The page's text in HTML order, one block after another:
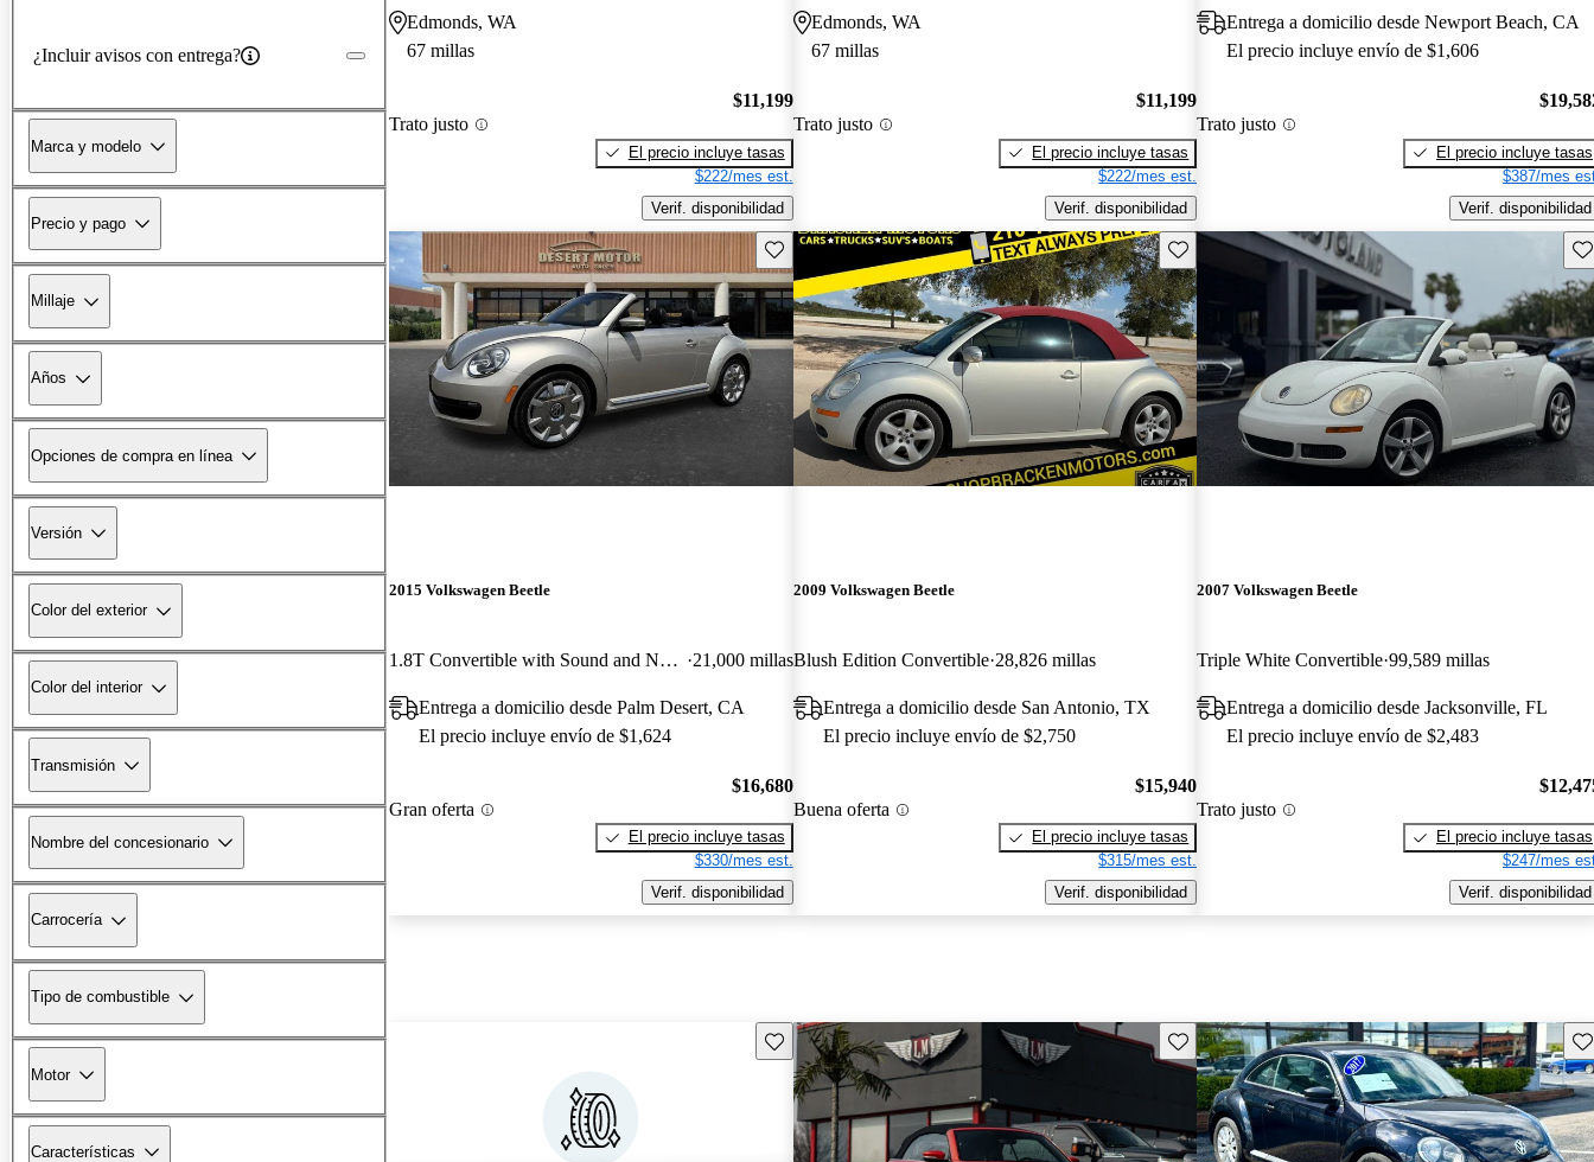
¿Incluir avisos con entrega?
Marca y modelo
Precio y pago
Millaje
Años
Opciones de compra en línea
Versión
Color del exterior
Color del interior
Transmisión
Nombre del concesionario
Carrocería
Tipo de combustible
Motor
Características
Edmonds, WA
67 millas
Trato justo
$11,199
El precio incluye tasas
$222/mes est.
Verif. disponibilidad
Edmonds, WA
67 millas
Trato justo
$11,199
El precio incluye tasas
$222/mes est.
Verif. disponibilidad
Entrega a domicilio desde Newport Beach, CA
El precio incluye envío de $1,606
Trato justo
El precio incluye tasas
$387/mes
Verif. disponibilidad
Guarda este Aviso
2015 Volkswagen Beetle
1.8T Convertible with Sound and Navigation 21,000 millas
Entrega a domicilio desde Palm Desert, CA
El precio incluye envío de $1,624
Gran oferta
$16,680
El precio incluye tasas
$330/mes est.
Verif. disponibilidad
Guarda este Aviso
2009 Volkswagen Beetle
Blush Edition Convertible 28,826 millas
Entrega a domicilio desde San Antonio, TX
El precio incluye envío de $2,750
Buena oferta
$15,940
El precio incluye tasas
$315/mes est.
Verif. disponibilidad
2007 Volkswagen Beetle
Triple White Convertible 99,589 millas
Entrega a domicilio desde Jacksonville, FL
El precio incluye envío de $2,483
Trato justo
El precio incluye tasas
$247/mes
Verif. disponibilidad
Guarda este Aviso Guarda este Aviso